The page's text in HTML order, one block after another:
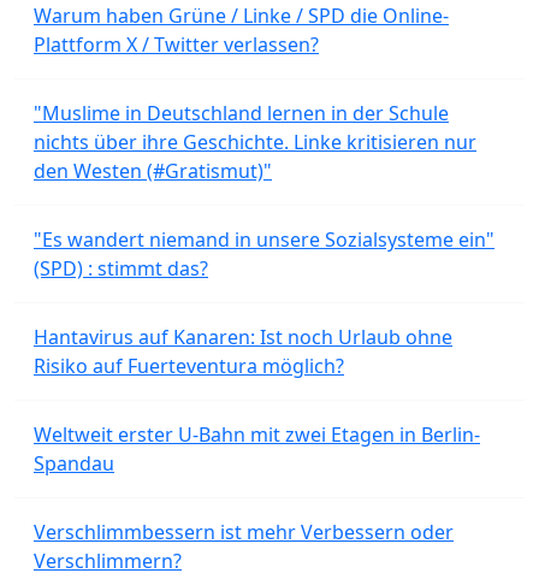
Warum haben Grüne / Linke / SPD die Online-
Plattform X / Twitter verlassen?
"Muslime in Deutschland lernen in der Schule
nichts über ihre Geschichte. Linke kritisieren nur
den Westen (#Gratismut)"
"Es wandert niemand in unsere Sozialsysteme ein"
(SPD) : stimmt das?
Hantavirus auf Kanaren: Ist noch Urlaub ohne
Risiko auf Fuerteventura möglich?
Weltweit erster U-Bahn mit zwei Etagen in Berlin-
Spandau
Verschlimmbessern ist mehr Verbessern oder
Verschlimmern?